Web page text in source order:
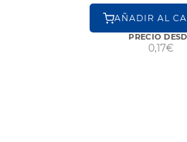
AÑADIR AL
PRECIO
0,17€